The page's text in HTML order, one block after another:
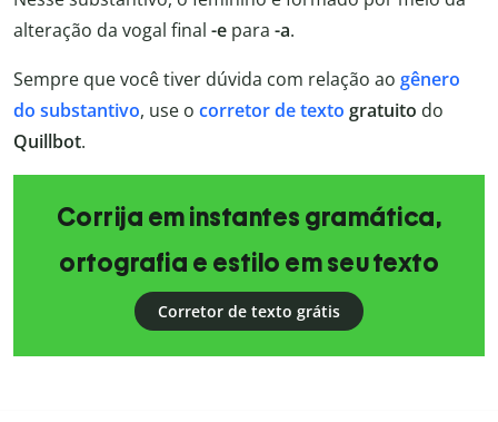
alteração da vogal final -e para -a.
Sempre que você tiver dúvida com relação ao gênero
do substantivo, use o corretor de texto gratuito do
Quillbot.
Corrija em instantes gramática,
ortografia e estilo em seu texto
Corretor de texto grátis